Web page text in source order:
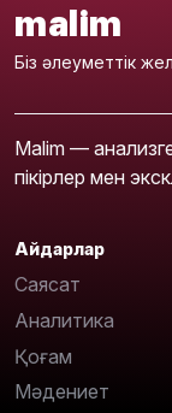
malim
Біз әлеуметтік
Malim —
пікірлер мен
Айдарлар
Саясат
Аналитика
Қоғам
Мәдениет